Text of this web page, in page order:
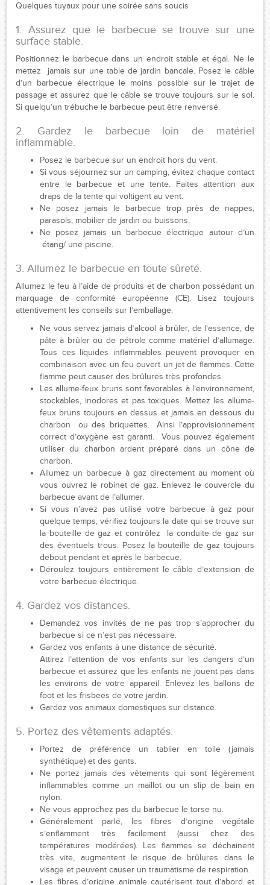
Quelques tuyaux pour une soirée sans soucis
1. Assurez que le barbecue se trouve sur une
surface stable.
Positionnez le barbecue dans un endroit stable et égal. Ne le
mettez jamais sur une table de jardin bancale. Posez le câble
d’un barbecue électrique le moins possible sur le trajet de
passage et assurez que le câble se trouve toujours sur le sol.
Si quelqu’un trébuche le barbecue peut être renversé.
2. Gardez le barbecue loin de matériel
inflammable.
Posez le barbecue sur un endroit hors du vent.
Si vous séjournez sur un camping, évitez chaque contact
entre le barbecue et une tente. Faites attention aux
draps de la tente qui voltigent au vent.
Ne posez jamais le barbecue trop près de nappes,
parasols, mobilier de jardin ou buissons.
Ne posez jamais un barbecue électrique autour d’un
étang/ une piscine.
3. Allumez le barbecue en toute sûreté.
Allumez le feu à l’aide de produits et de charbon possédant un
marquage de conformité européenne (CE). Lisez toujours
attentivement les conseils sur l’emballage.
Ne vous servez jamais d’alcool à brûler, de l’essence, de
pâte à brûler ou de pétrole comme matériel d’allumage.
Tous ces liquides inflammables peuvent provoquer en
combinaison avec un feu ouvert un jet de flammes. Cette
flamme peut causer des brûlures très profondes.
Les allume-feux bruns sont favorables à l’environnement,
stockables, inodores et pas toxiques. Mettez les allume-
feux bruns toujours en dessus et jamais en dessous du
charbon ou des briquettes. Ainsi l’approvisionnement
correct d’oxygène est garanti. Vous pouvez également
utiliser du charbon ardent préparé dans un cône de
charbon.
Allumez un barbecue à gaz directement au moment où
vous ouvrez le robinet de gaz. Enlevez le couvercle du
barbecue avant de l’allumer.
Si vous n’avez pas utilisé votre barbecue à gaz pour
quelque temps, vérifiez toujours la date qui se trouve sur
la bouteille de gaz et contrôlez la conduite de gaz sur
des éventuels trous. Posez la bouteille de gaz toujours
debout pendant et après le barbecue.
Déroulez toujours entièrement le câble d’extension de
votre barbecue électrique.
4. Gardez vos distances.
Demandez vos invités de ne pas trop s’approcher du
barbecue si ce n’est pas nécessaire.
Gardez vos enfants à une distance de sécurité.
Attirez l’attention de vos enfants sur les dangers d’un
barbecue et assurez que les enfants ne jouent pas dans
les environs de votre appareil. Enlevez les ballons de
foot et les frisbees de votre jardin.
Gardez vos animaux domestiques sur distance.
5. Portez des vêtements adaptés.
Portez de préférence un tablier en toile (jamais
synthétique) et des gants.
Ne portez jamais des vêtements qui sont légèrement
inflammables comme un maillot ou un slip de bain en
nylon.
Ne vous approchez pas du barbecue le torse nu.
Généralement parlé, les fibres d’origine végétale
s’enflamment très facilement (aussi chez des
températures modérées). Les flammes se déchainent
très vite, augmentent le risque de brûlures dans le
visage et peuvent causer un traumatisme de respiration.
Les fibres d’origine animale cautérisent tout d’abord et